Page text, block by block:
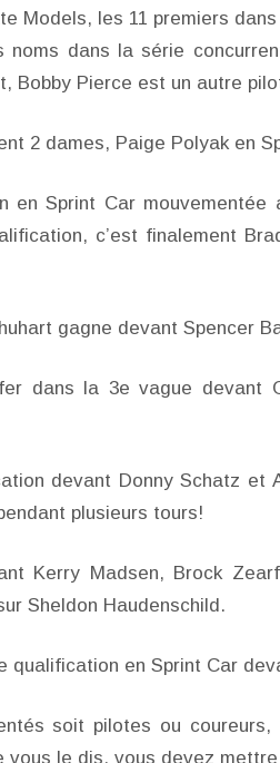
Models, les 11 premiers
noms dans la série
Bobby Pierce est un autre
2 dames, Paige Polyak en
en Sprint Car
c’est finalement
gagne devant Spencer
dans la 3e vague devant
devant Donny Schatz et
plusieurs tours!
Kerry Madsen, Brock
Sheldon Haudenschild.
qualification en Sprint Car
soit pilotes ou
le dis, vous devez